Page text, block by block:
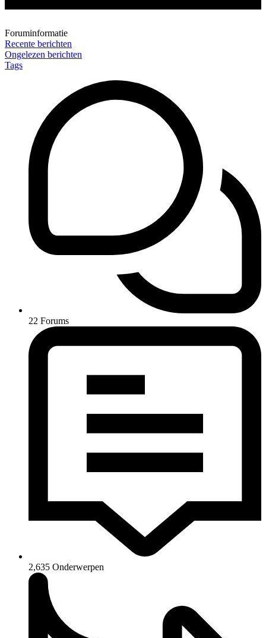
Foruminformatie
Recente berichten
Ongelezen berichten
Tags
22 Forums
2,635 Onderwerpen